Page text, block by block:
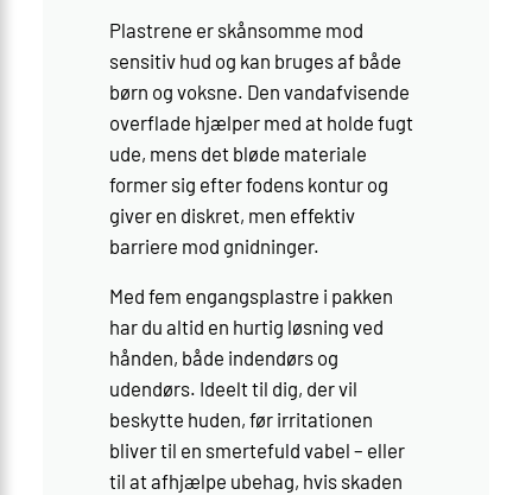
Plastrene er skånsomme mod
sensitiv hud og kan bruges af både
børn og voksne. Den vandafvisende
overflade hjælper med at holde fugt
ude, mens det bløde materiale
former sig efter fodens kontur og
giver en diskret, men effektiv
barriere mod gnidninger.
Med fem engangsplastre i pakken
har du altid en hurtig løsning ved
hånden, både indendørs og
udendørs. Ideelt til dig, der vil
beskytte huden, før irritationen
bliver til en smertefuld vabel – eller
til at afhjælpe ubehag, hvis skaden